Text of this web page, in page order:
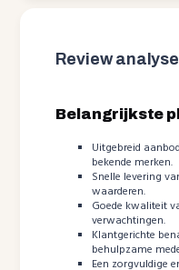
Review analyse
Belangrijkste
Uitgebreid
bekende merken.
Snelle levering
waarderen.
Goede kwaliteit
verwachtingen.
Klantgerichte
behulpzame
Een zorgvuldige